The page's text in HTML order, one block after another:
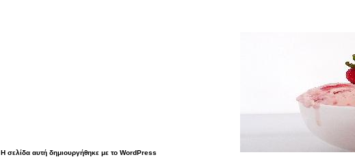
Η σελίδα αυτή δημιουργήθηκε με το WordPress